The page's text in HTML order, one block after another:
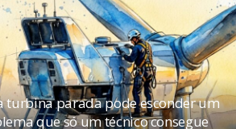
turbina parada pode esconder um
que só um técnico consegue